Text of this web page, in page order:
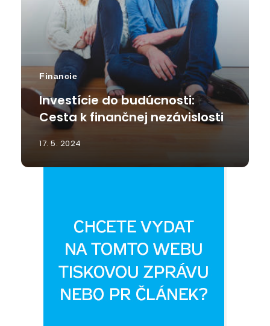
Financie
Investície do budúcnosti:
Cesta k finančnej nezávislosti
17. 5. 2024